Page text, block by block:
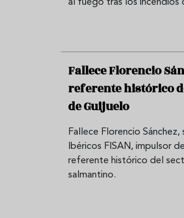
al fuego tras los incendios
Fallece Florencio
referente histórico
de Guijuelo
Fallece Florencio
Ibéricos FISAN, impulsor
referente histórico del
salmantino.